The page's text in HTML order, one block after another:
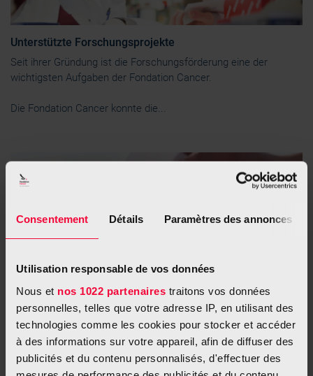
Consentement Détails Paramètres des annonces
Utilisation responsable de vos données
Nous et nos 1022 partenaires traitons vos données
personnelles, telles que votre adresse IP, en utilisant des
technologies comme les cookies pour stocker et accéder
à des informations sur votre appareil, afin de diffuser des
publicités et du contenu personnalisés, d'effectuer des
Unterstützte Forschungsprojekte
Seit ihrer Gründung ist die Forschungsförderung eine der
wichtigsten Aufgaben der Fondation Cancer.
Die Fondation Cancer konnte die...
Stipendienvergabe
Die Fondation Cancer unterstützt die Forschung durch die
Vergabe von Stipendien für postgraduelle Weiterbildung.